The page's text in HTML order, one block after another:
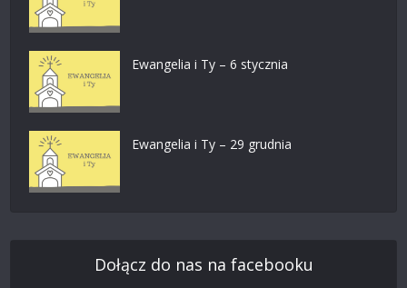
Ewangelia i Ty – 6 stycznia
Ewangelia i Ty – 29 grudnia
Dołącz do nas na facebooku